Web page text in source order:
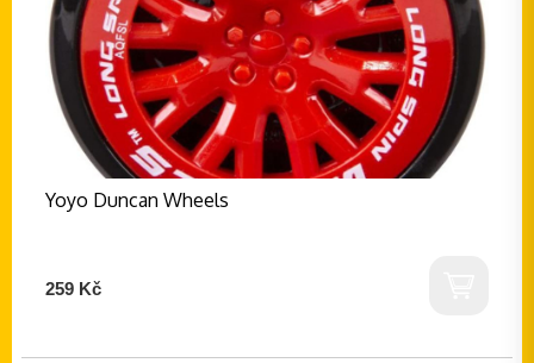
Yoyo Duncan Wheels
259 Kč